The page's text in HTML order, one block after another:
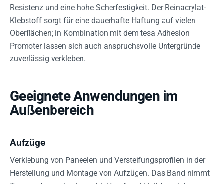
Resistenz und eine hohe Scherfestigkeit. Der Reinacrylat-
Klebstoff sorgt für eine dauerhafte Haftung auf vielen
Oberflächen; in Kombination mit dem tesa Adhesion
Promoter lassen sich auch anspruchsvolle Untergründe
zuverlässig verkleben.
Geeignete Anwendungen im
Außenbereich
Aufzüge
Verklebung von Paneelen und Versteifungsprofilen in der
Herstellung und Montage von Aufzügen. Das Band nimmt